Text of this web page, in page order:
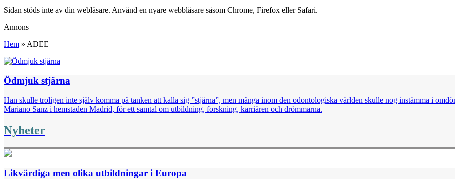
Sidan stöds inte av din webläsare. Använd en nyare webbläsare såsom Chrome, Firefox eller Safari.
Annons
Hem » ADEE
Ödmjuk stjärna
Han skulle troligen inte själv komma på tanken att kalla sig ”stjärna”, men många inom den odontologiska världen skulle nog instämma i
Mariano Sanz i hemstaden Madrid, för ett samtal om utbildning, forskning, karriären och drömmarna.
Nyheter
Likvärdiga men olika utbildningar i Europa